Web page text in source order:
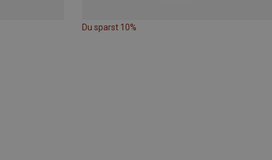
Du sparst 10%